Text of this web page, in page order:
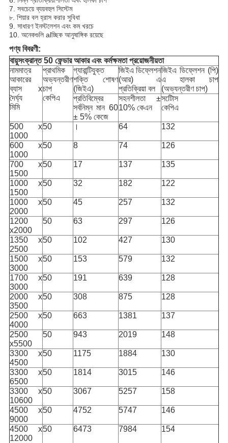
7. সবচেয়ে ব্যয়বহুল সিস্টেম
৮. শিয়ার বল হ্রাস করার সুবিধা
9. সাধারণ ইনস্টলেশন এবং কম খরচে
10. অনেকগুলি alচ্ছিক আনুষাঙ্গিক রয়েছে
পণ্য বিবরণী:
বায়ুসংক্রান্ত 50 ফেন্ডার আকার এবং কর্মক্ষমতা প্রয়োজনীয়তা
নামমাত্র
আকারের
ব্যাস x
দৈর্ঘ্য
মিমি
প্রাথমিক
অভ্যন্তরীণ
চাপ
কেপিএ
গ্যারান্টিযুক্ত
শক্তি শোষণ
(জিইএ)
জিইএ ডিফ্লেশন
(আর) এ
প্রতিক্রিয়া বল
জিইএ ডিফ্লেশন (পি)
এ হালকা চাপ
(অভ্যন্তরীণ চাপ)
প্রতিবিম্বের
সর্বনিম্ন মান 60
± 5% কেজে
সহনশীলতা ±
10% কেএন
সটোিস
কেপিএ
500 x
1000
50 । 64 132
600 x
1000
50 8 74 126
700 x
1500
50 17 137 135
1000 x
1500
50 32 182 122
1000 x
2000
50 45 257 132
1200
x2000
50 63 297 126
1350 x
2500
50 102 427 130
1500 x
3000
50 153 579 132
1700 x
3000
50 191 639 128
2000 x
3500
50 308 875 128
2500 x
4000
50 663 1381 137
2500
x5500
50 943 2019 148
3300 x
4500
50 1175 1884 130
3300 x
6500
50 1814 3015 146
3300 x
10600
50 3067 5257 158
4500 x
9000
50 4752 5747 146
4500 x
12000
50 6473 7984 154